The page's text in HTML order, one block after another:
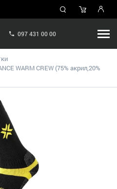
097 431 00 00
WARM CREW (75% акрил,20%